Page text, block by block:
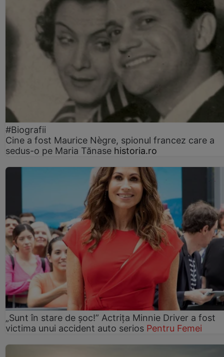
#Biografii
Cine a fost Maurice Nègre, spionul francez care a
sedus-o pe Maria Tănase historia.ro
„Sunt în stare de șoc!” Actrița Minnie Driver a fost
victima unui accident auto serios Pentru Femei